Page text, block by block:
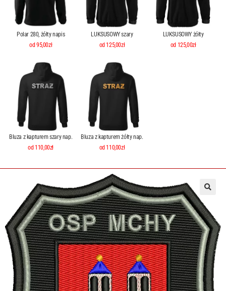
Polar 280, żółty napis
od 95,00zł
LUKSUSOWY szary
od 125,00zł
LUKSUSOWY żółty
od 125,00zł
Bluza z kapturem szary nap.
od 110,00zł
Bluza z kapturem żółty nap.
od 110,00zł